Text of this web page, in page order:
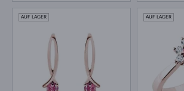
AUF LAGER AUF LAGER